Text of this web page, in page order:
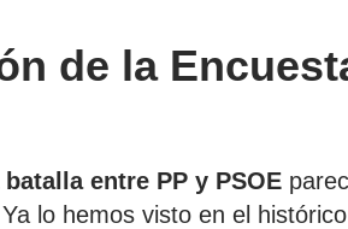
de la
entre PP y PSOE
lo hemos visto en el